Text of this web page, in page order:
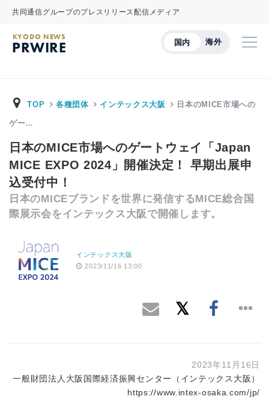
共同通信グループのプレスリリース配信メディア
国内 海外
KYODO NEWS
PRWIRE
TOP 各種団体 インテックス大阪 日本のMICE市場への
ゲー…
日本のMICE市場へのゲートウェイ「Japan
MICE EXPO 2024」開催決定！ 早期出展申
込受付中！
日本のMICEブランドを世界に発信するMICE総合国
際展示会をインテックス大阪で開催します。
インテックス大阪
2023/11/16 13:00
2023年11月16日
一般財団法人大阪国際経済振興センター（インテックス大阪）
https://www.intex-osaka.com/jp/